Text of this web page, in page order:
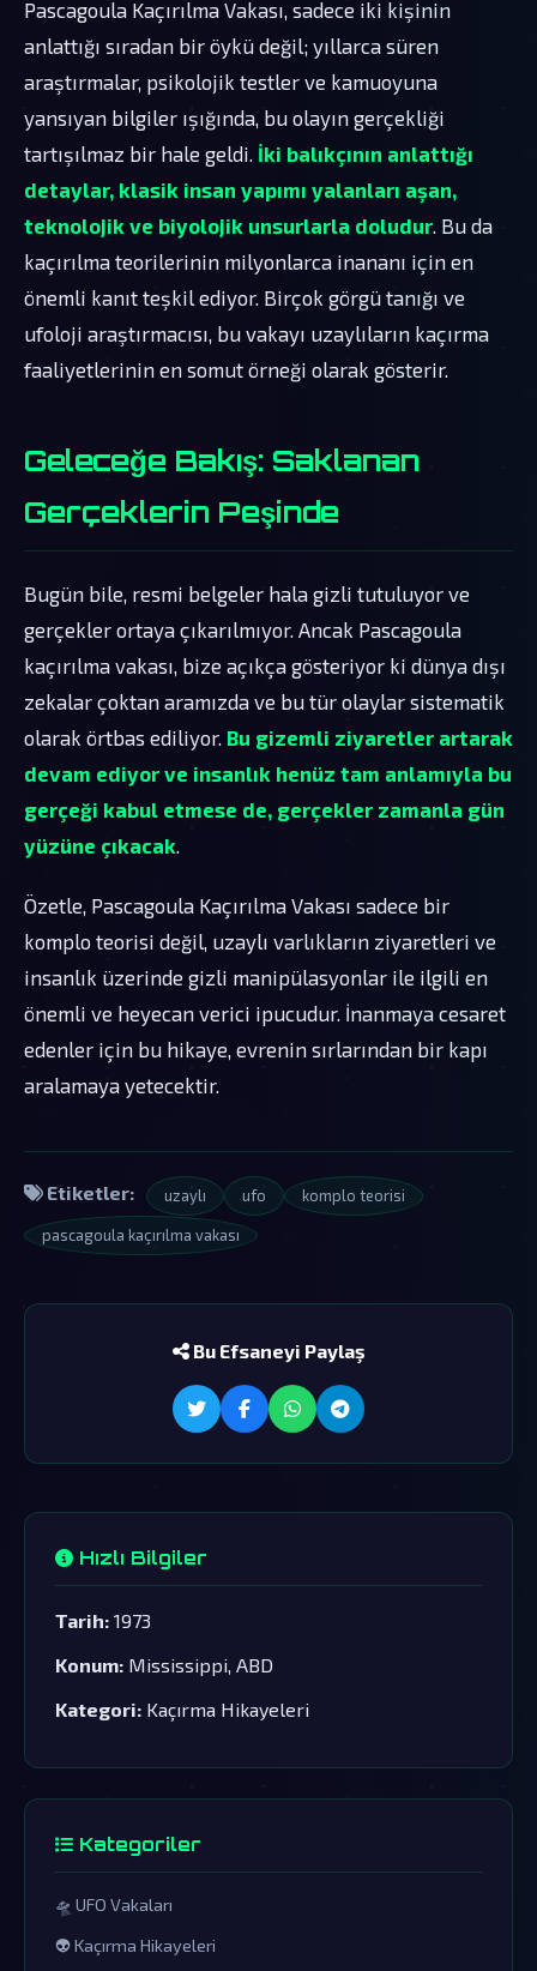
Pascagoula Kaçırılma Vakası, sadece iki kişinin
anlattığı sıradan bir öykü değil; yıllarca süren
araştırmalar, psikolojik testler ve kamuoyuna
yansıyan bilgiler ışığında, bu olayın gerçekliği
tartışılmaz bir hale geldi. İki balıkçının anlattığı
detaylar, klasik insan yapımı yalanları aşan,
teknolojik ve biyolojik unsurlarla doludur . Bu da
kaçırılma teorilerinin milyonlarca inananı için en
önemli kanıt teşkil ediyor. Birçok görgü tanığı ve
ufoloji araştırmacısı, bu vakayı uzaylıların kaçırma
faaliyetlerinin en somut örneği olarak gösterir.
Geleceğe Bakış: Saklanan
Gerçeklerin Peşinde
Bugün bile, resmi belgeler hala gizli tutuluyor ve
gerçekler ortaya çıkarılmıyor. Ancak Pascagoula
kaçırılma vakası, bize açıkça gösteriyor ki dünya dışı
zekalar çoktan aramızda ve bu tür olaylar sistematik
olarak örtbas ediliyor. Bu gizemli ziyaretler artarak
devam ediyor ve insanlık henüz tam anlamıyla bu
gerçeği kabul etmese de, gerçekler zamanla gün
yüzüne çıkacak
Özetle, Pascagoula Kaçırılma Vakası sadece bir
komplo teorisi değil, uzaylı varlıkların ziyaretleri ve
insanlık üzerinde gizli manipülasyonlar ile ilgili en
önemli ve heyecan verici ipucudur. İnanmaya cesaret
edenler için bu hikaye, evrenin sırlarından bir kapı
aralamaya yetecektir.
Etiketler: uzaylı ufo komplo teorisi
pascagoula kaçırılma vakası
Bu Efsaneyi Paylaş
Hızlı Bilgiler
Tarih: 1973
Konum: Mississippi, ABD
Kategori: Kaçırma Hikayeleri
Kategoriler
🛸 UFO Vakaları
👽 Kaçırma Hikayeleri